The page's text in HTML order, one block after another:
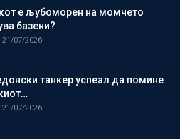
е љубоморен на момчето
базени?
21/07/2026
танкер успеал да помине
21/07/2026